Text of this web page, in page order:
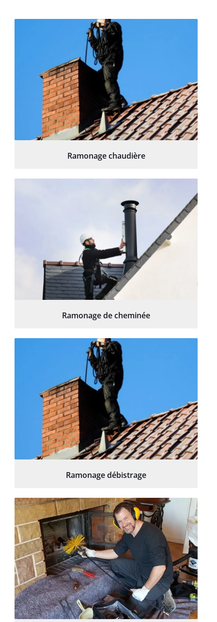
Ramonage chaudière
Ramonage de cheminée
Ramonage débistrage